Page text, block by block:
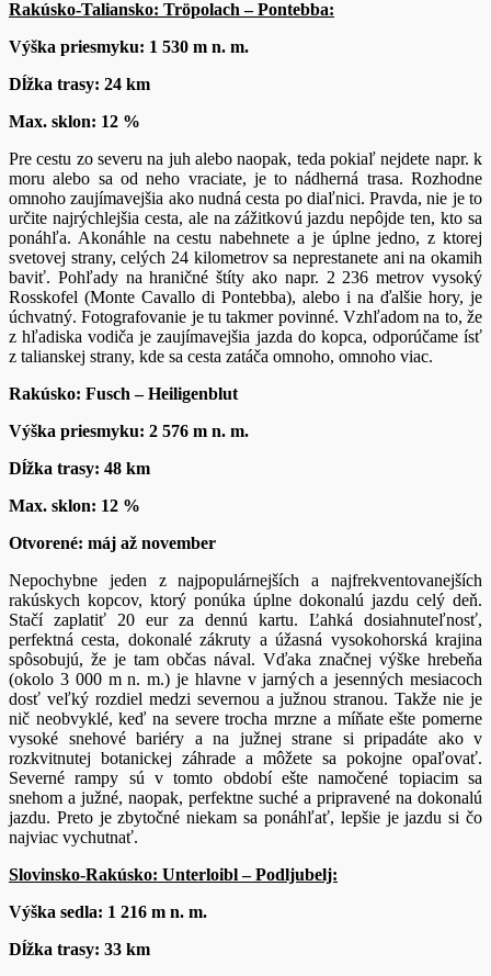
Rakúsko-Taliansko: Tröpolach – Pontebba:
Výška priesmyku: 1 530 m n. m.
Dĺžka trasy: 24 km
Max. sklon: 12 %
Pre cestu zo severu na juh alebo naopak, teda pokiaľ nejdete napr. k
moru alebo sa od neho vraciate, je to nádherná trasa. Rozhodne
omnoho zaujímavejšia ako nudná cesta po diaľnici. Pravda, nie je to
určite najrýchlejšia cesta, ale na zážitkovú jazdu nepôjde ten, kto sa
ponáhľa. Akonáhle na cestu nabehnete a je úplne jedno, z ktorej
svetovej strany, celých 24 kilometrov sa neprestanete ani na okamih
baviť. Pohľady na hraničné štíty ako napr. 2 236 metrov vysoký
Rosskofel (Monte Cavallo di Pontebba), alebo i na ďalšie hory, je
úchvatný. Fotografovanie je tu takmer povinné. Vzhľadom na to, že
z hľadiska vodiča je zaujímavejšia jazda do kopca, odporúčame ísť
z talianskej strany, kde sa cesta zatáča omnoho, omnoho viac.
Rakúsko: Fusch – Heiligenblut
Výška priesmyku: 2 576 m n. m.
Dĺžka trasy: 48 km
Max. sklon: 12 %
Otvorené: máj až november
Nepochybne jeden z najpopulárnejších a najfrekventovanejších
rakúskych kopcov, ktorý ponúka úplne dokonalú jazdu celý deň.
Stačí zaplatiť 20 eur za dennú kartu. Ľahká dosiahnuteľnosť,
perfektná cesta, dokonalé zákruty a úžasná vysokohorská krajina
spôsobujú, že je tam občas nával. Vďaka značnej výške hrebeňa
(okolo 3 000 m n. m.) je hlavne v jarných a jesenných mesiacoch
dosť veľký rozdiel medzi severnou a južnou stranou. Takže nie je
nič neobvyklé, keď na severe trocha mrzne a míňate ešte pomerne
vysoké snehové bariéry a na južnej strane si pripadáte ako v
rozkvitnutej botanickej záhrade a môžete sa pokojne opaľovať.
Severné rampy sú v tomto období ešte namočené topiacim sa
snehom a južné, naopak, perfektne suché a pripravené na dokonalú
jazdu. Preto je zbytočné niekam sa ponáhľať, lepšie je jazdu si čo
najviac vychutnať.
Slovinsko-Rakúsko: Unterloibl – Podljubelj:
Výška sedla: 1 216 m n. m.
Dĺžka trasy: 33 km